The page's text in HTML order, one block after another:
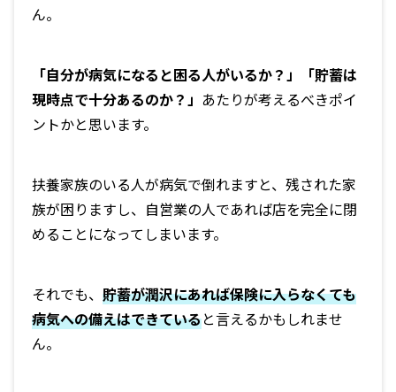
ん。
「自分が病気になると困る人がいるか？」「貯蓄は
現時点で十分あるのか？」 あたりが考えるべきポイ
ントかと思います。
扶養家族のいる人が病気で倒れますと、残された家
族が困りますし、自営業の人であれば店を完全に閉
めることになってしまいます。
それでも、 貯蓄が潤沢にあれば保険に入らなくても
病気への備えはできていると言えるかもしれませ
ん。